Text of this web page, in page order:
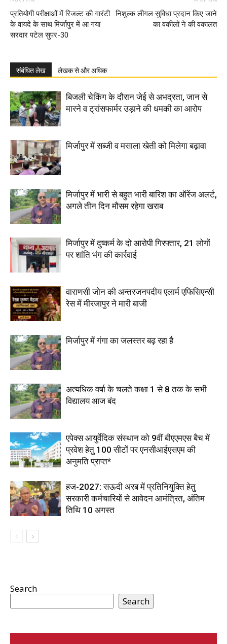
प्रतियोगी परीक्षाओं में रिजल्ट की गारंटी
के वायदे के साथ मिर्जापुर में आ गया
सरदार पटेल सुपर-30
निशुल्क लीगल सुविधा प्रदान किए जाने
का वकीलों ने की वकालत
संबंधित लेख लेखक से और अधिक
बिजली चेकिंग के दौरान जेई से अभद्रता, जान से
मारने व ट्रांसफार्मर उड़ाने की धमकी का आरोप
मिर्जापुर में सब्जी व मसाला खेती को मिलेगा बढ़ावा
मिर्जापुर में भारी से बहुत भारी बारिश का ऑरेंज अलर्ट,
अगले तीन दिन मौसम रहेगा खराब
मिर्जापुर में दुष्कर्म के दो आरोपी गिरफ्तार, 21 लोगों
पर शांति भंग की कार्रवाई
वाराणसी जोन की अन्तरजनपदीय एलार्म एफिसिएन्सी
रेस में मीरजापुर ने मारी बाजी
मिर्जापुर में गंगा का जलस्तर बढ़ रहा है
अत्यधिक वर्षा के चलते कक्षा 1 से 8 तक के सभी
विद्यालय आज बंद
एपेक्स आयुर्वेदिक संस्थान को 9वीं बीएएमएस बैच में
प्रवेश हेतु 100 सीटों पर एनसीआईएसएम की
अनुमति प्राप्त*
हज-2027: सऊदी अरब में प्रतिनियुक्ति हेतु
सरकारी कर्मचारियों से आवेदन आमंत्रित, अंतिम
तिथि 10 अगस्त
Search
Search